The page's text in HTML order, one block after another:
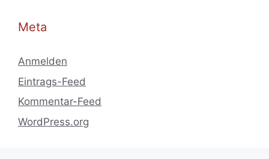
Meta
Anmelden
Eintrags-Feed
Kommentar-Feed
WordPress.org